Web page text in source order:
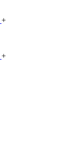
+
+